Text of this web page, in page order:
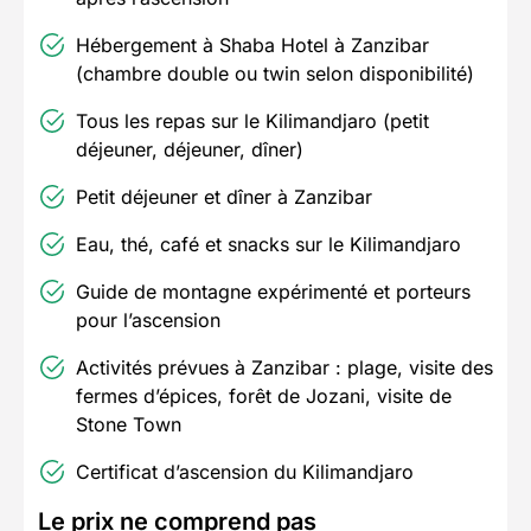
Hébergement à Shaba Hotel à Zanzibar
(chambre double ou twin selon disponibilité)
Tous les repas sur le Kilimandjaro (petit
déjeuner, déjeuner, dîner)
Petit déjeuner et dîner à Zanzibar
Eau, thé, café et snacks sur le Kilimandjaro
Guide de montagne expérimenté et porteurs
pour l’ascension
Activités prévues à Zanzibar : plage, visite des
fermes d’épices, forêt de Jozani, visite de
Stone Town
Certificat d’ascension du Kilimandjaro
Le prix ne comprend pas